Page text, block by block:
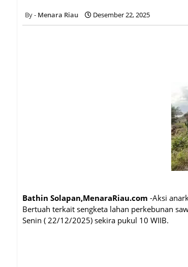
Menara Riau Desember 22, 2025
Bathin Solapan,MenaraRiau.com -Aksi
Bertuah terkait sengketa lahan perkebunan
Senin ( 22/12/2025) sekira pukul 10 WIIB.